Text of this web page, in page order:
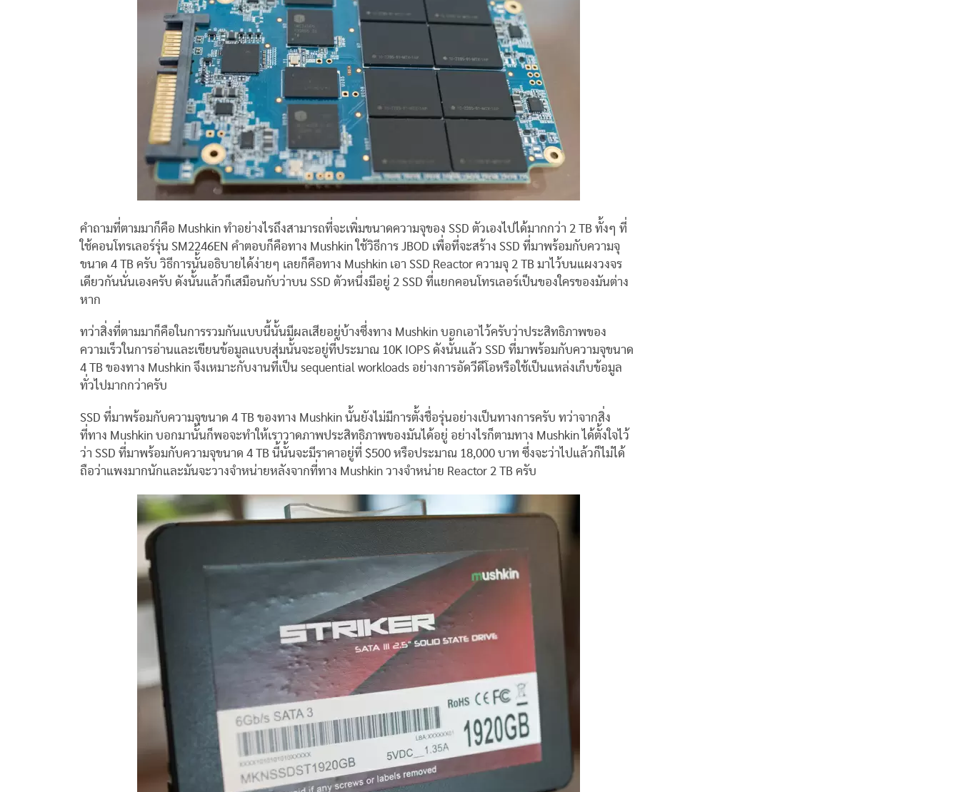
คำถามที่ตามมาก็คือ Mushkin ทำอย่างไรถึงสามารถที่จะเพิ่มขนาดความจุของ SSD ตัวเองไปได้มากกว่า 2 TB ทั้งๆ ที่
ใช้คอนโทรเลอร์รุ่น SM2246EN คำตอบก็คือทาง Mushkin ใช้วิธีการ JBOD เพื่อที่จะสร้าง SSD ที่มาพร้อมกับความจุ
ขนาด 4 TB ครับ วิธีการนั้นอธิบายได้ง่ายๆ เลยก็คือทาง Mushkin เอา SSD Reactor ความจุ 2 TB มาไว้บนแผงวงจร
เดียวกันนั่นเองครับ ดังนั้นแล้วก็เสมือนกับว่าบน SSD ตัวหนึ่งมีอยู่ 2 SSD ที่แยกคอนโทรเลอร์เป็นของใครของมันต่าง
หาก
ทว่าสิ่งที่ตามมาก็คือในการรวมกันแบบนี้นั้นมีผลเสียอยู่บ้างซึ่งทาง Mushkin บอกเอาไว้ครับว่าประสิทธิภาพของ
ความเร็วในการอ่านและเขียนข้อมูลแบบสุ่มนั้นจะอยู่ที่ประมาณ 10K IOPS ดังนั้นแล้ว SSD ที่มาพร้อมกับความจุขนาด
4 TB ของทาง Mushkin จึงเหมาะกับงานที่เป็น sequential workloads อย่างการอัดวีดีโอหรือใช้เป็นแหล่งเก็บข้อมูล
ทั่วไปมากกว่าครับ
SSD ที่มาพร้อมกับความจุขนาด 4 TB ของทาง Mushkin นั้นยังไม่มีการตั้งชื่อรุ่นอย่างเป็นทางการครับ ทว่าจากสิ่ง
ที่ทาง Mushkin บอกมานั้นก็พอจะทำให้เราวาดภาพประสิทธิภาพของมันได้อยู่ อย่างไรก็ตามทาง Mushkin ได้ตั้งใจไว้
ว่า SSD ที่มาพร้อมกับความจุขนาด 4 TB นี้นั้นจะมีราคาอยู่ที่ $500 หรือประมาณ 18,000 บาท ซึ่งจะว่าไปแล้วก็ไม่ได้
ถือว่าแพงมากนักและมันจะวางจำหน่ายหลังจากที่ทาง Mushkin วางจำหน่าย Reactor 2 TB ครับ